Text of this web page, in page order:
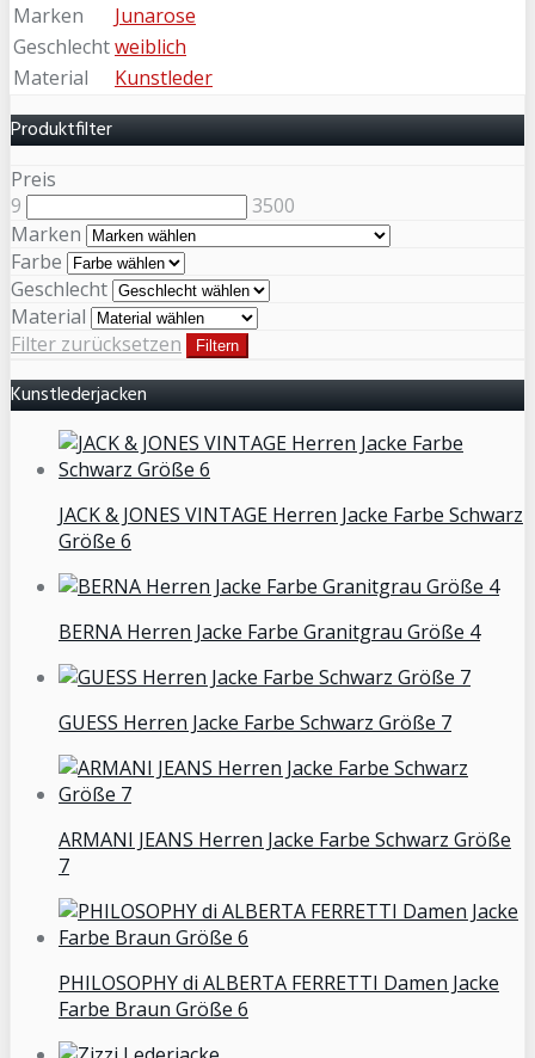
Marken
Junarose
Geschlechtweiblich
Material
Kunstleder
Produktfilter
Preis
9
3500
Marken
Farbe
Geschlecht
Material
Filter zurücksetzen
Filtern
Kunstlederjacken
JACK & JONES VINTAGE Herren Jacke Farbe Schwarz
Größe 6
BERNA Herren Jacke Farbe Granitgrau Größe 4
GUESS Herren Jacke Farbe Schwarz Größe 7
ARMANI JEANS Herren Jacke Farbe Schwarz Größe
7
PHILOSOPHY di ALBERTA FERRETTI Damen Jacke
Farbe Braun Größe 6